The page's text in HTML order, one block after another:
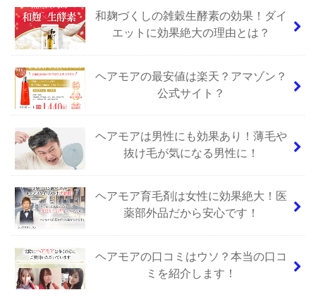
和麹づくしの雑穀生酵素の効果！ダイ
エットに効果絶大の理由とは？
ヘアモアの最安値は楽天？アマゾン？
公式サイト？
ヘアモアは男性にも効果あり！薄毛や
抜け毛が気になる男性に！
ヘアモア育毛剤は女性に効果絶大！医
薬部外品だから安心です！
ヘアモアの口コミはウソ？本当の口コ
ミを紹介します！